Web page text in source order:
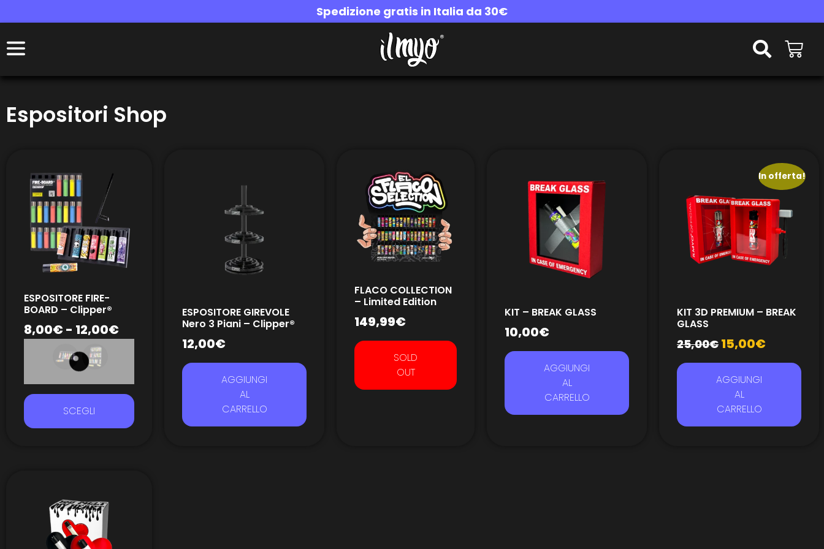
Spedizione gratis in Italia da 30€
Espositori Shop
ESPOSITORE FIRE-
BOARD – Clipper®
8,00€ - 12,00€
SCEGLI
ESPOSITORE GIREVOLE
Nero 3 Piani – Clipper®
12,00€
AGGIUNGI
AL
CARRELLO
FLACO COLLECTION
– Limited Edition
149,99€
SOLD
OUT
KIT – BREAK GLASS
10,00€
AGGIUNGI
AL
CARRELLO
In offerta!
KIT 3D PREMIUM – BREAK
GLASS
25,00€ 15,00€
AGGIUNGI
AL
CARRELLO